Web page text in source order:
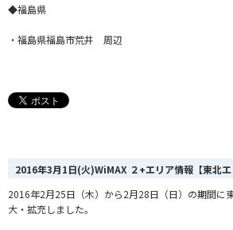
◆福島県
・福島県福島市荒井 周辺
2016年3月1日(火)WiMAX ２+エリア情報【東北エ
2016年2月25日（木）から2月28日（日）の期間に
大・拡充しました。